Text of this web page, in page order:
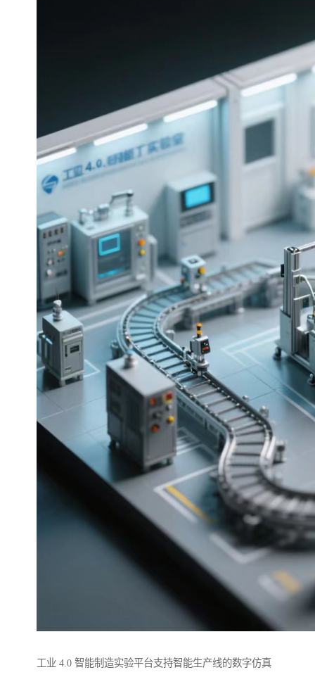
工业 4.0 智能制造实验平台支持智能生产线的数字仿真